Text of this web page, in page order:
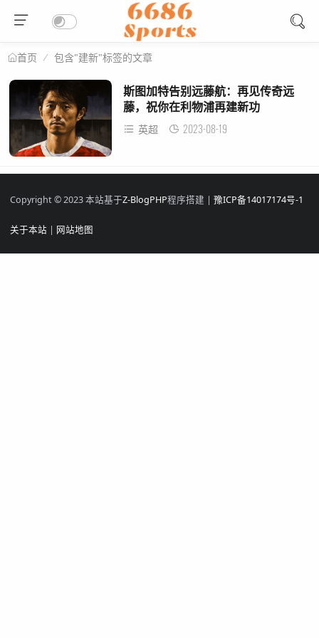
首页 包含"建新"标签的文章
斯图加特告别远藤航：再见传奇远
藤，祝你在利物浦再建新功
英超 2023-08-19
Copyright © 2023 本站基于Z-BlogPHP程序搭建 | 豫ICP备14017174号-1
关于本站 | 网站地图